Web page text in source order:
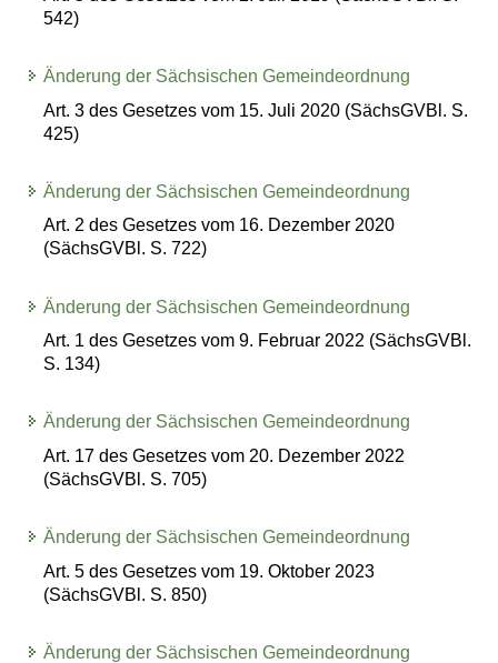
542)
Änderung der Sächsischen Gemeindeordnung
Art. 3 des Gesetzes vom 15. Juli 2020 (SächsGVBl. S.
425)
Änderung der Sächsischen Gemeindeordnung
Art. 2 des Gesetzes vom 16. Dezember 2020
(SächsGVBl. S. 722)
Änderung der Sächsischen Gemeindeordnung
Art. 1 des Gesetzes vom 9. Februar 2022 (SächsGVBl.
S. 134)
Änderung der Sächsischen Gemeindeordnung
Art. 17 des Gesetzes vom 20. Dezember 2022
(SächsGVBl. S. 705)
Änderung der Sächsischen Gemeindeordnung
Art. 5 des Gesetzes vom 19. Oktober 2023
(SächsGVBl. S. 850)
Änderung der Sächsischen Gemeindeordnung